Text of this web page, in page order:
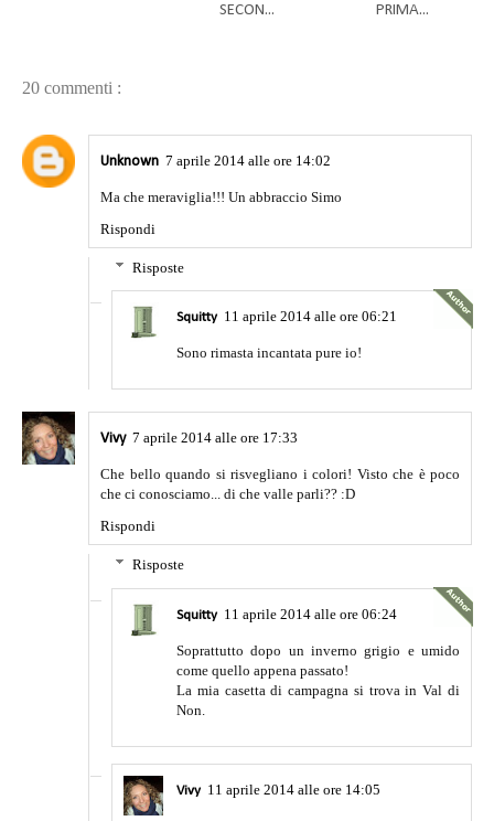
SECON...
PRIMA...
20 commenti :
Unknown 7 aprile 2014 alle ore 14:02
Ma che meraviglia!!! Un abbraccio Simo
Rispondi
Risposte
Squitty 11 aprile 2014 alle ore 06:21
Sono rimasta incantata pure io!
Vivy 7 aprile 2014 alle ore 17:33
Che bello quando si risvegliano i colori! Visto che è poco
che ci conosciamo... di che valle parli?? :D
Rispondi
Risposte
Squitty 11 aprile 2014 alle ore 06:24
Soprattutto dopo un inverno grigio e umido
come quello appena passato!
La mia casetta di campagna si trova in Val di
Non.
Vivy 11 aprile 2014 alle ore 14:05